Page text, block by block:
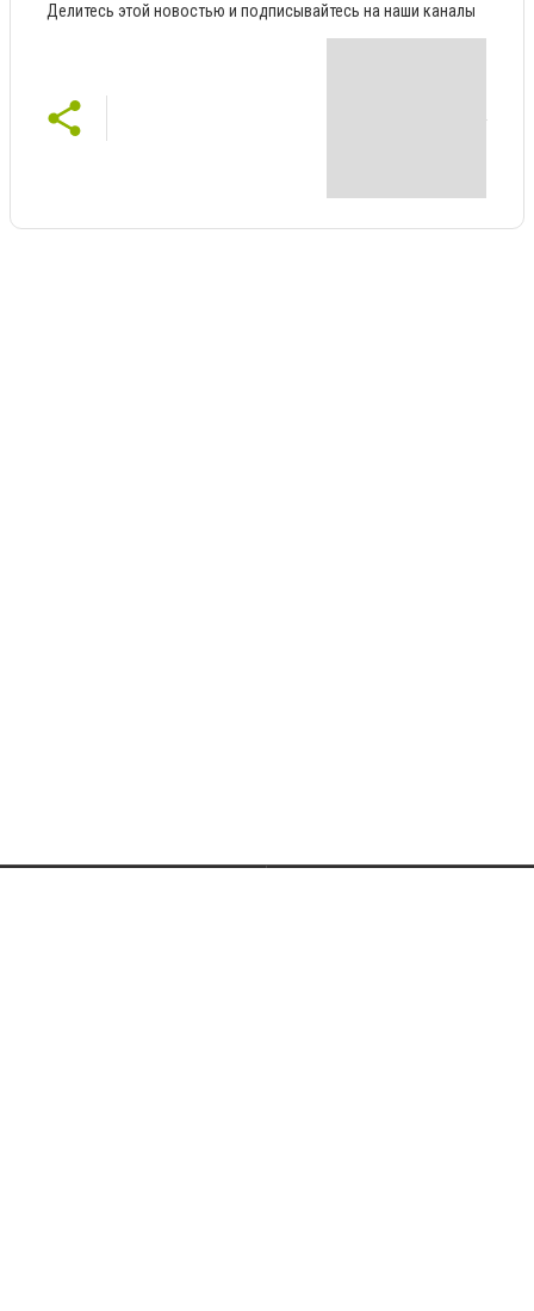
Делитесь этой новостью и подписывайтесь на наши каналы